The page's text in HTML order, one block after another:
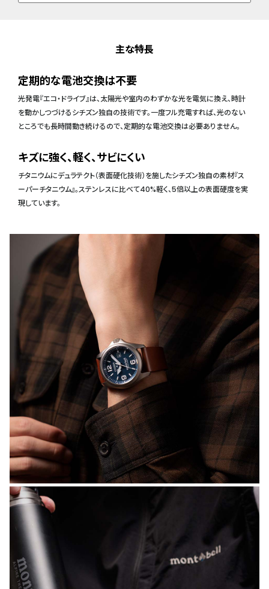
主な特長
定期的な電池交換は不要
光発電『エコ・ドライブ』は、太陽光や室内のわずかな光を電気に換え、時計
を動かしつづけるシチズン独自の技術です。一度フル充電すれば、光のない
ところでも長時間動き続けるので、定期的な電池交換は必要ありません。
キズに強く、軽く、サビにくい
チタニウムにデュラテクト（表面硬化技術）を施したシチズン独自の素材『ス
ーパーチタニウム』。ステンレスに比べて40%軽く、5倍以上の表面硬度を実
現しています。